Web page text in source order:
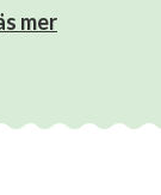
mer